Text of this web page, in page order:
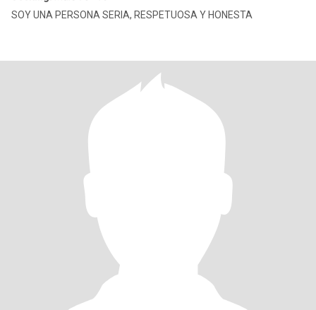
SOY UNA PERSONA SERIA, RESPETUOSA Y HONESTA